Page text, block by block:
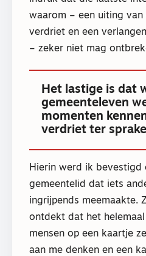
waarom – een uiting van
verdriet en een
– zeker niet mag
Het lastige is dat
gemeenteleven
momenten
verdriet ter
Hierin werd ik bevestigd
gemeentelid dat iets
ingrijpends meemaakte.
ontdekt dat het
mensen op een kaartje
aan me denken en een